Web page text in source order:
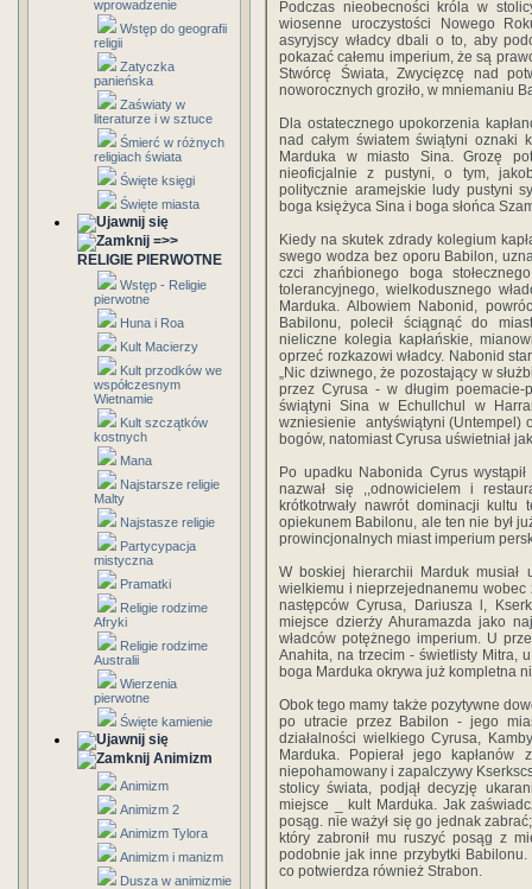
wprowadzenie
Wstęp do geografii
religii
Zatyczka
panieńska
Zaświaty w
literaturze i w sztuce
Śmierć w różnych
religiach świata
Święte księgi
Święte miasta
=>>
RELIGIE PIERWOTNE
Wstęp - Religie
pierwotne
Huna i Roa
Kult Macierzy
Kult przodków we
współczesnym
Wietnamie
Kult szczątków
kostnych
Mana
Najstarsze religie
Malty
Najstasze religie
Partycypacja
mistyczna
Pramatki
Religie rodzime
Afryki
Religie rodzime
Australii
Wierzenia
pierwotne
Święte kamienie
Animizm
Animizm
Animizm 2
Animizm Tylora
Animizm i manizm
Dusza w animizmie
Podczas nieobecności króla w
wiosenne uroczystości Nowego
asyryjscy władcy dbali o to, aby
pokazać całemu imperium, że są
Stwórcę Świata, Zwycięzcę nad
noworocznych groziło, w mniemaniu
Dla ostatecznego upokorzenia
nad całym światem świątyni oznaki
Marduka w miasto Sina. Grozę
nieoficjalnie z pustyni, o tym,
politycznie aramejskie ludy pustyni
boga księżyca Sina i boga słońca
Kiedy na skutek zdrady kolegium
swego wodza bez oporu Babilon,
czci zhańbionego boga
tolerancyjnego, wielkodusznego
Marduka. Albowiem Nabonid,
Babilonu, polecił ściągnąć do
nieliczne kolegia kapłańskie,
oprzeć rozkazowi władcy. Nabonid
„Nic dziwnego, że pozostający w
przez Cyrusa - w długim
świątyni Sina w Echullchul w
wzniesienie antyświątyni (Untempel)
bogów, natomiast Cyrusa uświetniał
Po upadku Nabonida Cyrus
nazwał się ,,odnowicielem i
krótkotrwały nawrót dominacji
opiekunem Babilonu, ale ten nie był
prowincjonalnych miast imperium
W boskiej hierarchii Marduk musiał
wielkiemu i nieprzejednanemu wobec
następców Cyrusa, Dariusza l,
miejsce dzierży Ahuramazda jako
władców potężnego imperium. U
Anahita, na trzecim - świetlisty Mitra,
boga Marduka okrywa już kompletna
Obok tego mamy także pozytywne
po utracie przez Babilon - jego
działalności wielkiego Cyrusa,
Marduka. Popierał jego
niepohamowany i zapalczywy
stolicy świata, podjął decyzję
miejsce _ kult Marduka. Jak
posąg. nie ważył się go jednak
który zabronił mu ruszyć posąg z
podobnie jak inne przybytki Babilonu.
co potwierdza również Strabon.